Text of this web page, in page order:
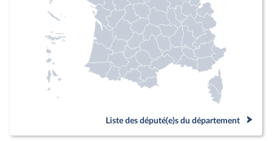
Liste des député(e)s du département